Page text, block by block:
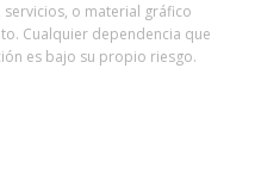
o material gráfico
Cualquier dependencia que
es bajo su propio riesgo.